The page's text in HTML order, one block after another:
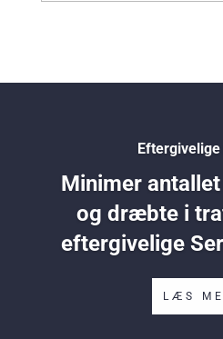
Minimer
og dræbte i
eftergivelige
LÆS